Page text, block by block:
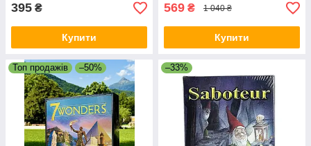
395 ₴
Купити
569 ₴ 1 040 ₴
Купити
Топ продажів –50% –33%